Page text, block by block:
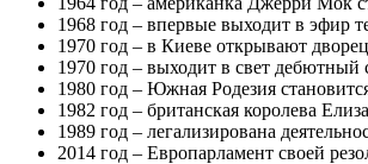
1968 год – впервые выходит в эфир
1970 год – в Киеве открывают
1970 год – выходит в свет
1980 год – Южная Родезия
1982 год – британская королева
1989 год – легализирована
2014 год – Европарламент своей